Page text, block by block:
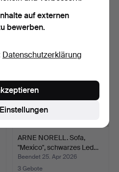
317 USD
ARNE NORELL. Sofa,
"Mexico", schwarzes Led…
Beendet 25. Apr 2026
3 Gebote
auf externen
bewerben.
Datenschutzerklärung